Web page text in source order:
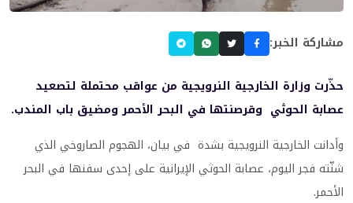
مشاركة الخبر:
حذّرت وزارة الخارجية النرويجية من عواقب محتملة لتصعيد
عصابة الحوثي وقرصنتها في البحر الأحمر ومضيق باب المندب.
وأدانت الخارجية النرويجية بشدة في بيان، الهجوم الصاروخي الذي
شنّته فجر اليوم، عصابة الحوثي الإيرانية على إحدى سفنها في البحر
الأحمر.